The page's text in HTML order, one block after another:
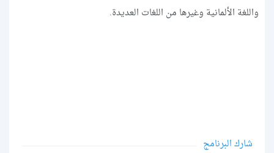
واللغة الألمانية وغيرها من اللغات العديدة.
شارك البرنامج